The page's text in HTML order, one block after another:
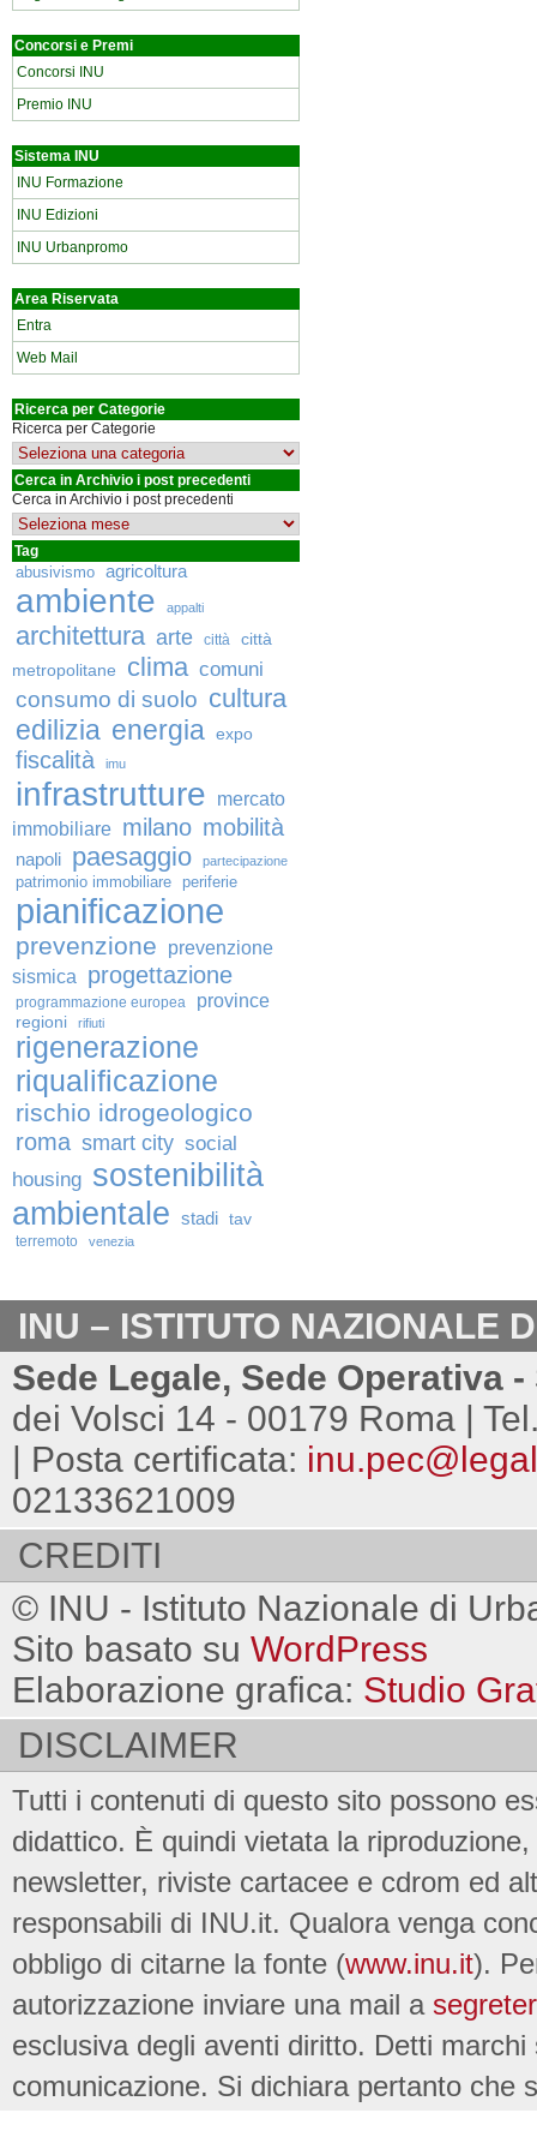
Concorsi e Premi
Concorsi INU
Premio INU
Sistema INU
INU Formazione
INU Edizioni
INU Urbanpromo
Area Riservata
Entra
Web Mail
Ricerca per Categorie
Ricerca per Categorie
Cerca in Archivio i post precedenti
Cerca in Archivio i post precedenti
Tag
abusivismo agricoltura
ambiente appalti
architettura arte città
città
metropolitane
clima comuni
consumo di suolo cultura
edilizia energia expo
fiscalità imu
infrastrutture
mercato
immobiliare milano mobilità
napoli paesaggio partecipazione
patrimonio immobiliare periferie
pianificazione
prevenzione
prevenzione
sismica
progettazione
programmazione europea province
regioni rifiuti
rigenerazione
riqualificazione
rischio idrogeologico
roma smart city social
housing sostenibilità
ambientale stadi tav
terremoto venezia
INU – ISTITUTO NAZIONALE
Sede Legale, Sede Operativa
dei Volsci 14 - 00179 Roma |
| Posta certificata:
02133621009
CREDITI
© INU - Istituto Nazionale di
Sito basato su WordPress
Elaborazione grafica: Studio
DISCLAIMER
Tutti i contenuti di questo sito possono
didattico. È quindi vietata la
newsletter, riviste cartacee e cdrom ed
responsabili di INU.it. Qualora venga
obbligo di citarne la fonte (www.inu.it).
autorizzazione inviare una mail a
esclusiva degli aventi diritto. Detti
comunicazione. Si dichiara pertanto che